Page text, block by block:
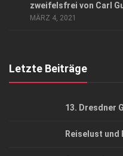
zweifelsfrei von Carl
MÄRZ 4, 2021
Letzte Beiträge
13. Dresdner
Reiselust und